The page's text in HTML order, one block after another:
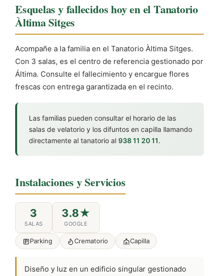
Esquelas y fallecidos hoy en el Tanatorio
Àltima Sitges
Acompañe a la familia en el Tanatorio Àltima Sitges.
Con 3 salas, es el centro de referencia gestionado por
Áltima. Consulte el fallecimiento y encargue flores
frescas con entrega garantizada en el recinto.
Las familias pueden consultar el horario de las
salas de velatorio y los difuntos en capilla llamando
directamente al tanatorio al 938 11 20 11.
Instalaciones y Servicios
3
SALAS
3.8★
GOOGLE
Parking Crematorio Capilla
Diseño y luz en un edificio singular gestionado